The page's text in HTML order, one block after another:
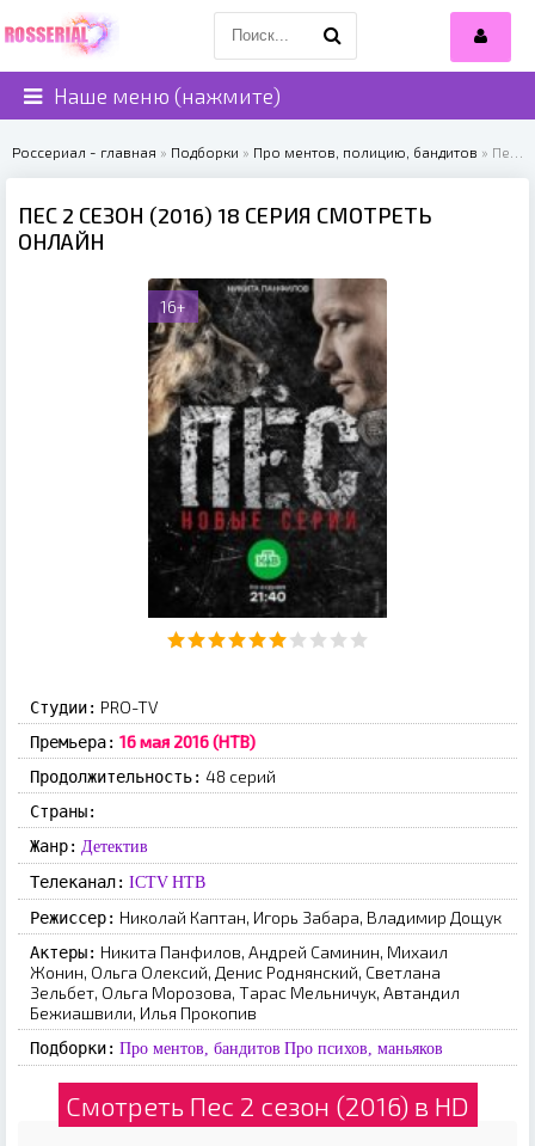
Наше меню (нажмите)
Россериал - главная » Подборки » Про ментов, полицию, бандитов » Пес 2 сезон (2016)
ПЕС 2 СЕЗОН (2016) 18 СЕРИЯ СМОТРЕТЬ
ОНЛАЙН
16+
Студии: PRO-TV
Премьера: 16 мая 2016 (НТВ)
Продолжительность: 48 серий
Страны:
Жанр: Детектив
Телеканал: ICTV НТВ
Режиссер: Николай Каптан, Игорь Забара, Владимир Дощук
Актеры: Никита Панфилов, Андрей Саминин, Михаил
Жонин, Ольга Олексий, Денис Роднянский, Светлана
Зельбет, Ольга Морозова, Тарас Мельничук, Автандил
Бежиашвили, Илья Прокопив
Подборки: Про ментов, бандитов Про психов, маньяков
Смотреть Пес 2 сезон (2016) в HD